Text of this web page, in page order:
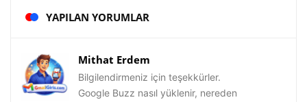
YAPILAN YORUMLAR
Mithat Erdem
Bilgilendirmeniz için teşekkürler.
Google Buzz nasıl yüklenir, nereden